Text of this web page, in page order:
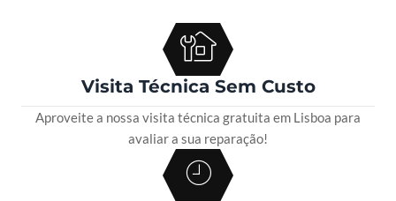
Visita Técnica Sem Custo
Aproveite a nossa visita técnica gratuita em Lisboa para
avaliar a sua reparação!